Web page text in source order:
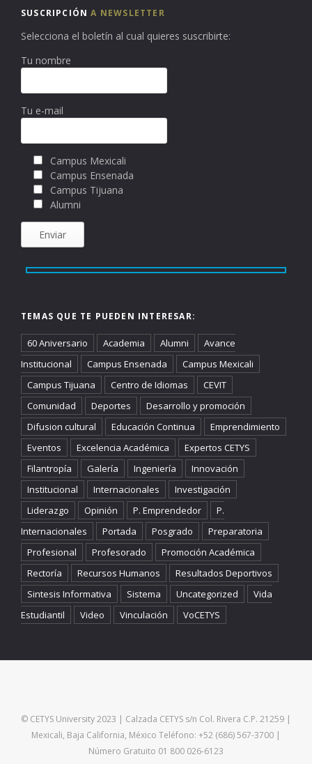
SUSCRIPCIÓNA NEWSLETTER
Selecciona el boletín al cual quieres suscribirte:
Tu nombre
Tu e-mail
Campus Mexicali
Campus Ensenada
Campus Tijuana
Alumni
TEMAS QUE TE PUEDEN INTERESAR:
60 Aniversario Academia Alumni
Avance
Institucional
Campus Ensenada
Campus Mexicali
Campus Tijuana
Centro de Idiomas
CEVIT
Comunidad
Deportes
Desarrollo y promoción
Difusion cultural
Educación Continua
Emprendimiento
Eventos
Excelencia Académica
Expertos CETYS
Filantropía
Galería Ingeniería
Innovación
Institucional
Internacionales
Investigación
Liderazgo
Opinión P. Emprendedor
P.
Internacionales
Portada Posgrado
Preparatoria
Profesional
Profesorado
Promoción Académica
Rectoría
Recursos Humanos
Resultados Deportivos
Sintesis Informativa
Sistema Uncategorized
Vida
Estudiantil
Video Vinculación VoCETYS
© CETYS University 2023 | Calzada CETYS s/n Col. Rivera C.P. 21259 |
Mexicali, Baja California, México Teléfono: +52 (686) 567-3700 |
Número Gratuito 01 800 026-6123